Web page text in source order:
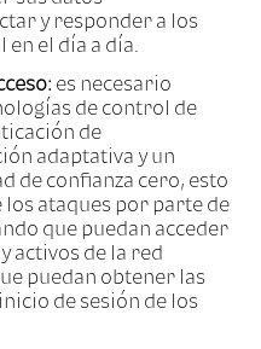
y responder a los
el día a día.
es necesario
de control de
de
adaptativa y un
de confianza cero, esto
los ataques por parte de
que puedan acceder
activos de la red
puedan obtener las
de sesión de los